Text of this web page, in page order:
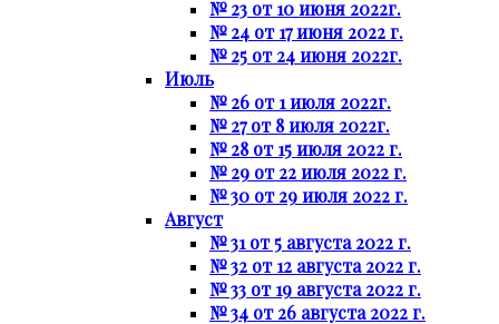
№ 23 от 10 июня 2022г.
№ 24 от 17 июня 2022 г.
№ 25 от 24 июня 2022г.
Июль
№ 26 от 1 июля 2022г.
№ 27 от 8 июля 2022г.
№ 28 от 15 июля 2022 г.
№ 29 от 22 июля 2022 г.
№ 30 от 29 июля 2022 г.
Август
№ 31 от 5 августа 2022 г.
№ 32 от 12 августа 2022 г.
№ 33 от 19 августа 2022 г.
№ 34 от 26 августа 2022 г.